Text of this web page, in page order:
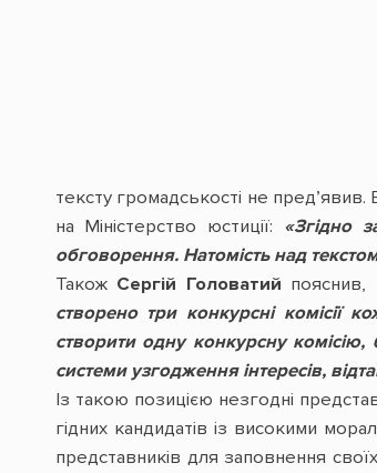
тексту громадськості не пред’явив.
на Міністерство юстиції: «Згідно
обговорення. Натомість над
Також Сергій Головатий пояснив,
створено три конкурсні комісії
створити одну конкурсну комісію,
системи узгодження інтересів,
Із такою позицією незгодні
гідних кандидатів із високими
представників для заповнення